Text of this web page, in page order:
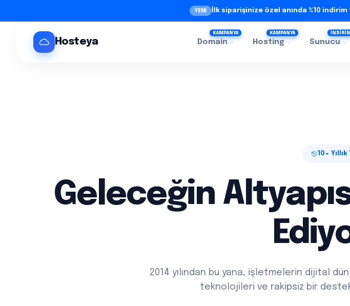
YENİ İlk siparişinize özel anında %10 indirim
Hosteya Domain
KAMPANYA
Hosting
KAMPANYA
Sunucu
İNDİRİM
10+
Geleceğin
2014 yılından bu yana, işletmelerin dijital
teknolojileri ve rakipsiz bir destek